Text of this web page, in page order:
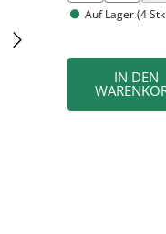
Auf Lager (4
IN DEN